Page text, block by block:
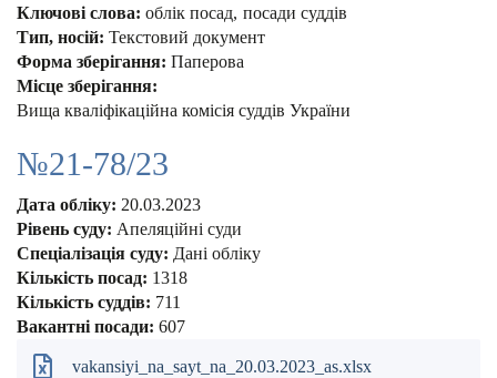
Ключові слова: облік посад посади суддів
Тип, носій: Текстовий документ
Форма зберігання: Паперова
Місце зберігання:
Вища кваліфікаційна комісія суддів України
№21-78/23
Дата обліку: 20.03.2023
Рівень суду: Апеляційні суди
Спеціалізація суду: Дані обліку
Кількість посад: 1318
Кількість суддів: 711
Вакантні посади: 607
vakansiyi_na_sayt_na_20.03.2023_as.xlsx